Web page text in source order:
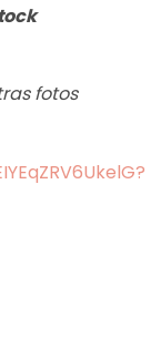
fotos